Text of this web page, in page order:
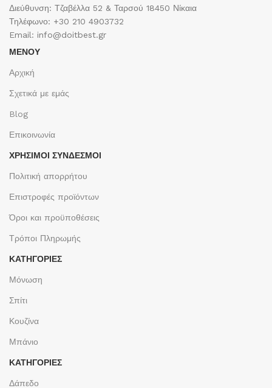
Διεύθυνση: Τζαβέλλα 52 & Ταρσού 18450 Νίκαια
Τηλέφωνο: +30 210 4903732
Email: info@doitbest.gr
ΜΕΝΟΥ
Αρχική
Σχετικά με εμάς
Blog
Επικοινωνία
ΧΡΉΣΙΜΟΙ ΣΎΝΔΕΣΜΟΙ
Πολιτική απορρήτου
Επιστροφές προϊόντων
Όροι και προϋποθέσεις
Τρόποι Πληρωμής
ΚΑΤΗΓΟΡΙΕΣ
Μόνωση
Σπίτι
Κουζίνα
Μπάνιο
ΚΑΤΗΓΟΡΙΕΣ
Δάπεδο